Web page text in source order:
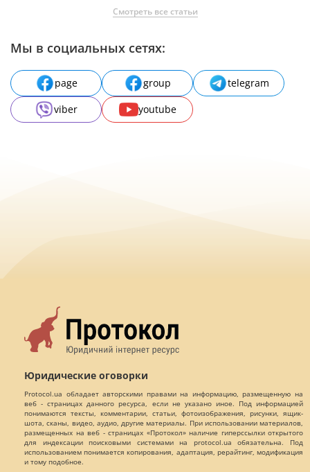
Смотреть все статьи
Мы в социальных сетях:
page group
telegram
viber
youtube
Юридические оговорки
Protocol.ua обладает авторскими правами на информацию, размещенную на
веб - страницах данного ресурса, если не указано иное. Под информацией
понимаются тексты, комментарии, статьи, фотоизображения, рисунки, ящик-
шота, сканы, видео, аудио, другие материалы. При использовании материалов,
размещенных на веб - страницах «Протокол» наличие гиперссылки открытого
для индексации поисковыми системами на protocol.ua обязательна. Под
использованием понимается копирования, адаптация, рерайтинг, модификация
и тому подобное.